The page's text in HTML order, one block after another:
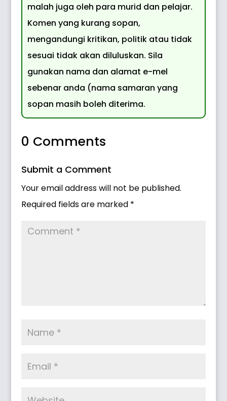
malah juga oleh para murid dan pelajar.
Komen yang kurang sopan,
mengandungi kritikan, politik atau tidak
sesuai tidak akan diluluskan. Sila
gunakan nama dan alamat e-mel
sebenar anda (nama samaran yang
sopan masih boleh diterima.
0 Comments
Submit a Comment
Your email address will not be published.
Required fields are marked *